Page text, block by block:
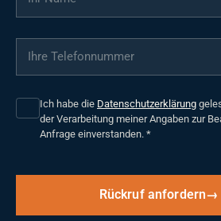
Ihre Telefonnummer
Ich habe die Datenschutzerklärung
der Verarbeitung meiner Angaben zur
Anfrage einverstanden. *
Rückruf anfordern